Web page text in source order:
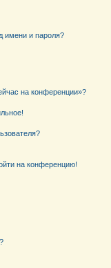
имени и пароля?
на конференции»?
на конференцию!